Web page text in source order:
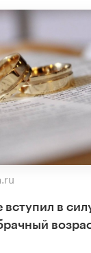
вступил в